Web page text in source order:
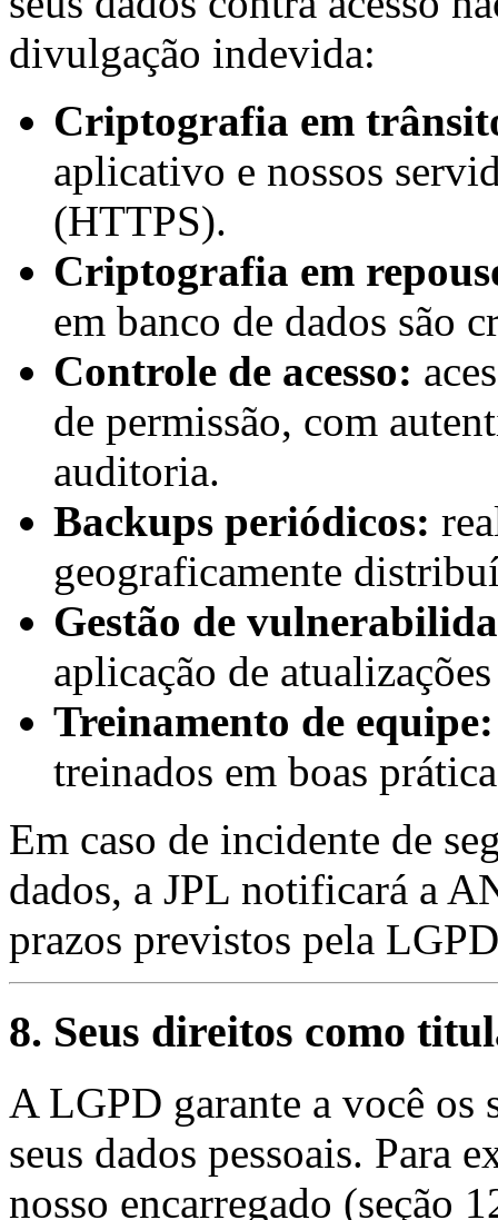
divulgação indevida:
Criptografia em
aplicativo e nossos
(HTTPS).
Criptografia em
em banco de dados são
Controle de acesso:
de permissão, com
auditoria.
Backups periódicos:
geograficamente
Gestão de
aplicação de
Treinamento de equipe:
treinados em boas
Em caso de incidente de
dados, a JPL notificará a
prazos previstos pela
8. Seus direitos como
A LGPD garante a você os
seus dados pessoais. Para
nosso encarregado (seção